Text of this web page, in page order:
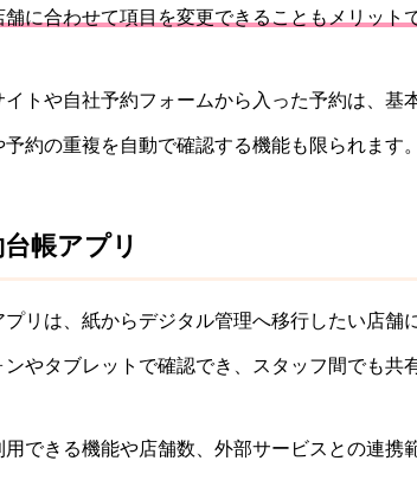
舗に合わせて項目を変更できることもメリット
トや自社予約フォームから入った予約は、基
約の重複を自動で確認する機能も限られます。
帳アプリ
リは、紙からデジタル管理へ移行したい店舗
やタブレットで確認でき、スタッフ間でも共
用できる機能や店舗数、外部サービスとの連携